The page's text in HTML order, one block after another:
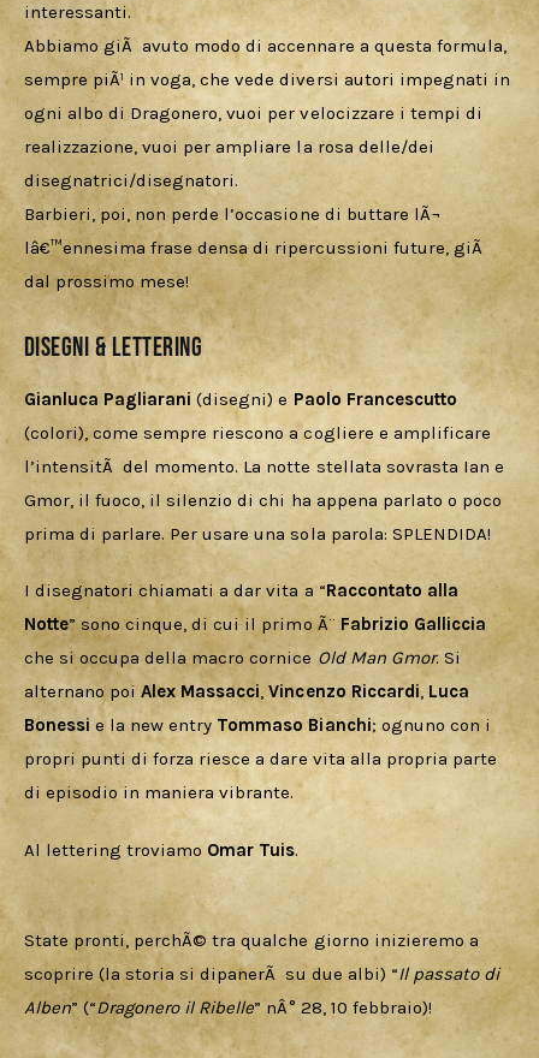
interessanti.
Abbiamo giÃ  avuto modo di accennare a questa formula,
sempre piÃ¹ in voga, che vede diversi autori impegnati in
ogni albo di Dragonero, vuoi per velocizzare i tempi di
realizzazione, vuoi per ampliare la rosa delle/dei
disegnatrici/disegnatori.
Barbieri, poi, non perde l’occasione di buttare lÃ¬
lâ€™ennesima frase densa di ripercussioni future, giÃ
dal prossimo mese!
Disegni & lettering
Gianluca Pagliarani (disegni) e Paolo Francescutto
(colori), come sempre riescono a cogliere e amplificare
l’intensitÃ  del momento. La notte stellata sovrasta Ian e
Gmor, il fuoco, il silenzio di chi ha appena parlato o poco
prima di parlare. Per usare una sola parola: SPLENDIDA!
I disegnatori chiamati a dar vita a “Raccontato alla
Notte” sono cinque, di cui il primo Ã¨ Fabrizio Galliccia
che si occupa della macro cornice Old Man Gmor. Si
alternano poi Alex Massacci, Vincenzo Riccardi, Luca
Bonessi e la new entry Tommaso Bianchi; ognuno con i
propri punti di forza riesce a dare vita alla propria parte
di episodio in maniera vibrante.
Al lettering troviamo Omar Tuis.
State pronti, perchÃ© tra qualche giorno inizieremo a
scoprire (la storia si dipanerÃ  su due albi) “Il passato di
Alben” (“Dragonero il Ribelle” nÂ° 28, 10 febbraio)!